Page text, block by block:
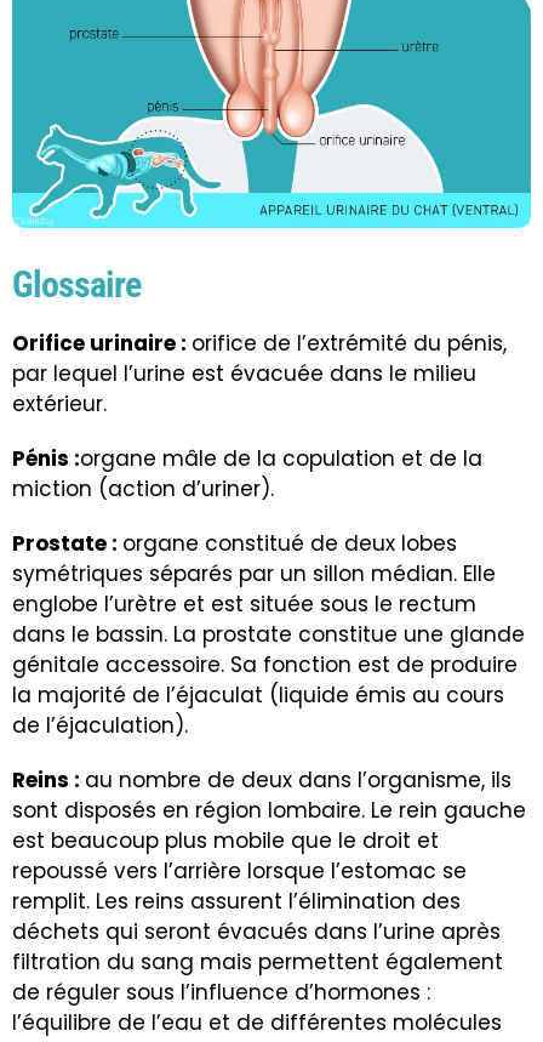
Glossaire
Orifice urinaire : orifice de l’extrémité du pénis,
par lequel l’urine est évacuée dans le milieu
extérieur.
Pénis :organe mâle de la copulation et de la
miction (action d’uriner).
Prostate : organe constitué de deux lobes
symétriques séparés par un sillon médian. Elle
englobe l’urètre et est située sous le rectum
dans le bassin. La prostate constitue une glande
génitale accessoire. Sa fonction est de produire
la majorité de l’éjaculat (liquide émis au cours
de l’éjaculation).
Reins : au nombre de deux dans l’organisme, ils
sont disposés en région lombaire. Le rein gauche
est beaucoup plus mobile que le droit et
repoussé vers l’arrière lorsque l’estomac se
remplit. Les reins assurent l’élimination des
déchets qui seront évacués dans l’urine après
filtration du sang mais permettent également
de réguler sous l’influence d’hormones :
l’équilibre de l’eau et de différentes molécules